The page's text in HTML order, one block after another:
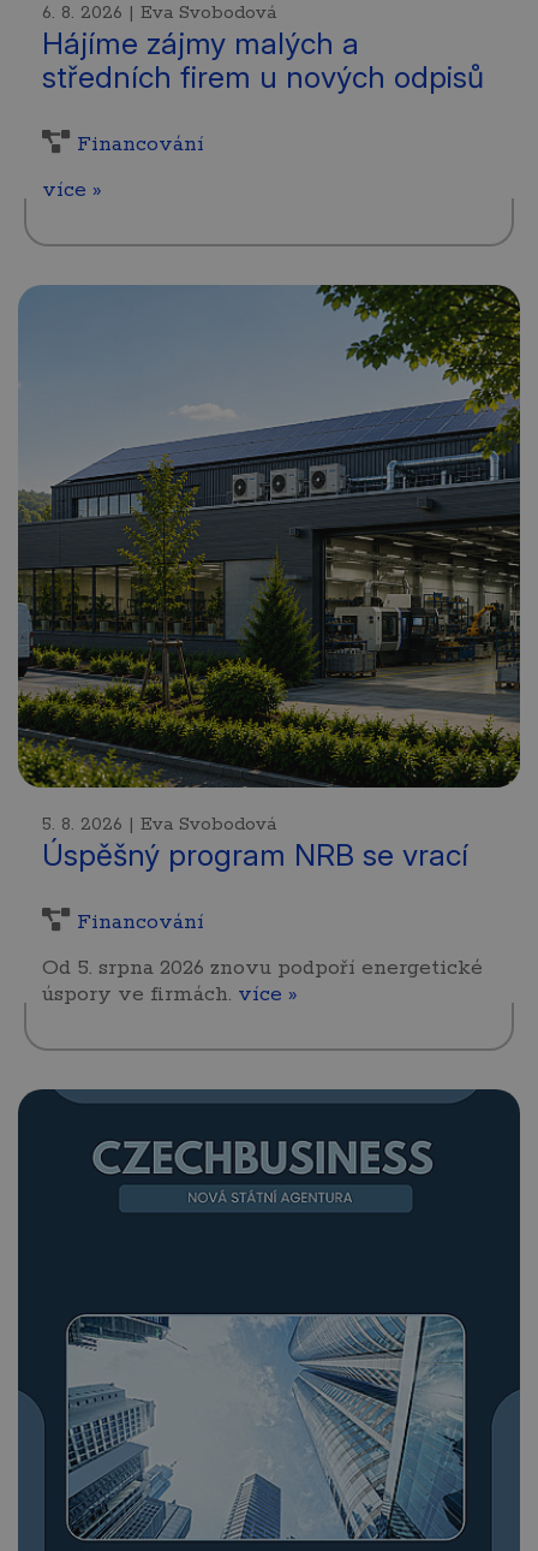
6. 8. 2026 | Eva Svobodová
Hájíme zájmy malých a
středních firem u nových odpisů
Financování
více »
5. 8. 2026 | Eva Svobodová
Úspěšný program NRB se vrací
Financování
Od 5. srpna 2026 znovu podpoří energetické
úspory ve firmách. více »